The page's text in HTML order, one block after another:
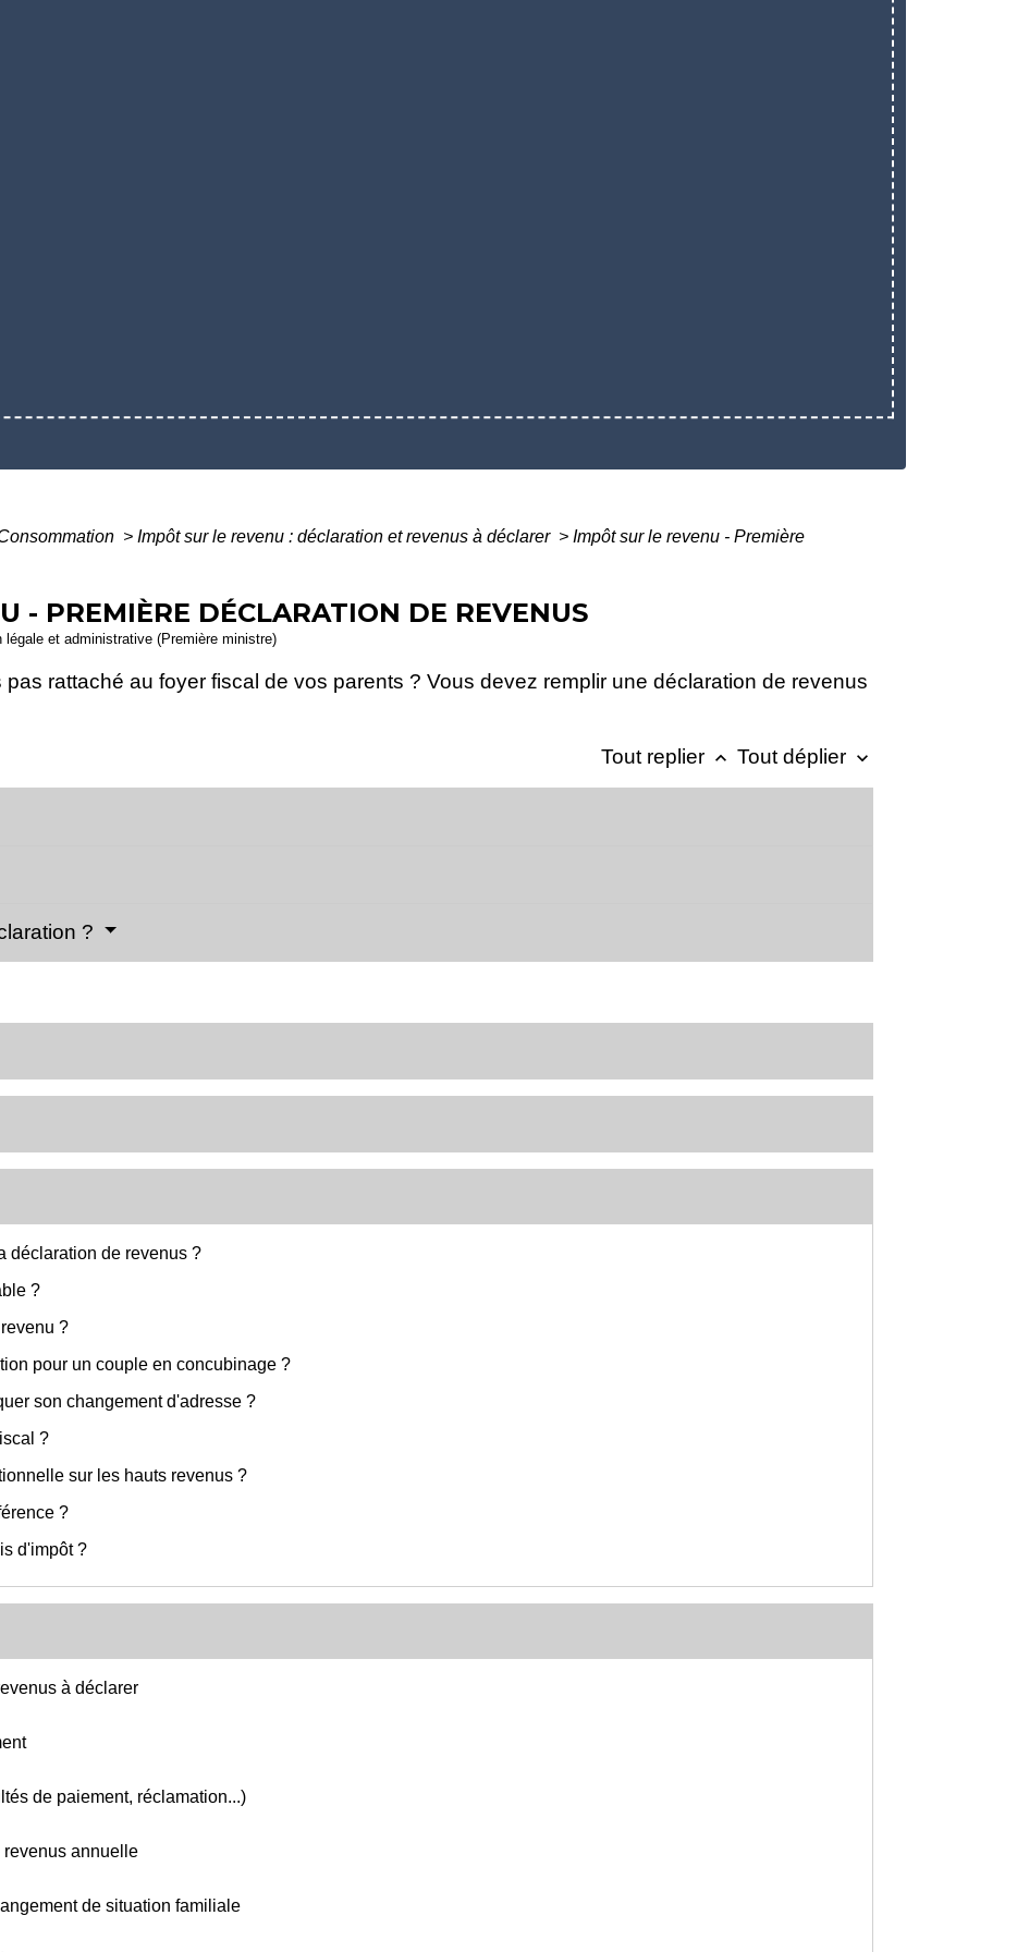
> Impôt sur le revenu : déclaration et revenus à déclarer > Impôt sur le revenu - Première
- PREMIÈRE DÉCLARATION DE REVENUS
et administrative (Première ministre)
rattaché au foyer fiscal de vos parents ? Vous devez remplir une déclaration de revenus
Tout replier keyboard_arrow_up Tout déplier keyboard_arrow_down
?
déclaration de revenus ?
?
?
pour un couple en concubinage ?
son changement d'adresse ?
?
sur les hauts revenus ?
?
d'impôt ?
à déclarer
de paiement, réclamation...)
revenus annuelle
de situation familiale